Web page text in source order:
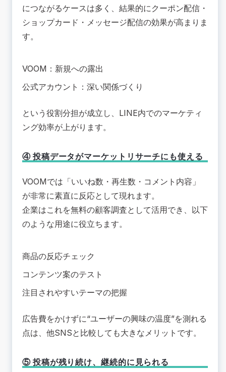
につながるケースは多く、結果的にクーポン配信・
ショップカード・メッセージ配信の効果が高まりま
す。
VOOM：新規への露出
公式アカウント：深い関係づくり
という役割分担が成立し、LINE内でのマーケティ
ング効率が上がります。
④ 投稿データがマーケットリサーチにも使える
VOOMでは「いいね数・再生数・コメント内容」
が非常に素直に反応として現れます。
企業はこれを無料の顧客調査として活用でき、以下
のような用途に役立ちます。
商品の反応チェック
コンテンツ案のテスト
注目されやすいテーマの把握
広告費をかけずに“ユーザーの興味の温度”を測れる
点は、他SNSと比較しても大きなメリットです。
⑤ 投稿が残り続け、継続的に見られる